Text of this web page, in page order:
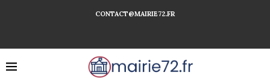
CONTACT@MAIRIE72.FR